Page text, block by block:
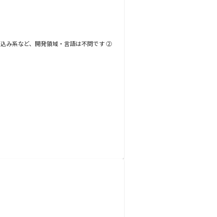
み系など、開発領域・言語は不問です ②